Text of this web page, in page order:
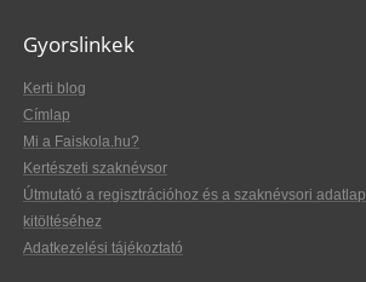
Gyorslinkek
Kerti blog
Címlap
Mi a Faiskola.hu?
Kertészeti szaknévsor
Útmutató a regisztrációhoz és a szaknévsori adatlap
kitöltéséhez
Adatkezelési tájékoztató